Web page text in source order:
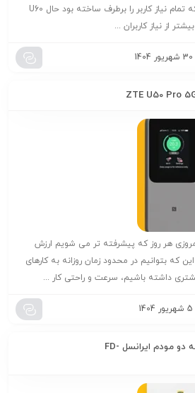
u50 pro رو معرفی کرده بود که تمام نیاز کاربر را برطرف ساخته بود حال U60
30 شهریور 1404
هر روز که پیشرفته تر می شویم ارزش
که بتوانیم در محدود زمان روزانه به کارهای
داشته باشیم، سرعت و راحتی کار ...
5 شهریور 1404
نقد، بررسی و مقایسه دو مودم ایرانسل FD-